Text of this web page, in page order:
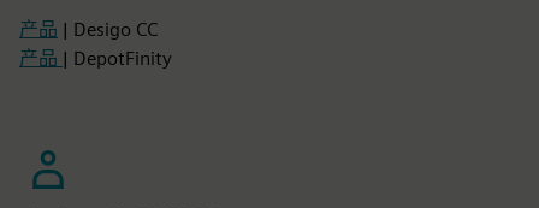
产品 | Desigo CC
产品 | DepotFinity